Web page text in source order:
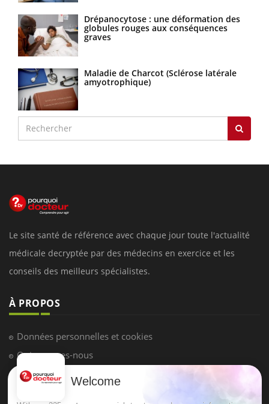
Drépanocytose : une déformation des
globules rouges aux conséquences
graves
Maladie de Charcot (Sclérose latérale
amyotrophique)
Le site santé de référence avec chaque jour toute l'actualité
médicale decryptée par des médecins en exercice et les
conseils des meilleurs spécialistes.
À PROPOS
Données personnelles et cookies
Qui sommes-nous
Conditions d'utilisation
Welcome